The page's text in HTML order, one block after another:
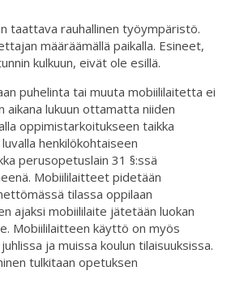
taattava rauhallinen työympäristö.
määräämällä paikalla. Esineet,
kulkuun, eivät ole esillä.
puhelinta tai muuta mobiililaitetta ei
aikana lukuun ottamatta niiden
oppimistarkoitukseen taikka
henkilökohtaiseen
perusopetuslain 31 §:ssä
Mobiililaitteet pidetään
tilassa oppilaan
ajaksi mobiililaite jätetään luokan
Mobiililaitteen käyttö on myös
ja muissa koulun tilaisuuksissa.
tulkitaan opetuksen